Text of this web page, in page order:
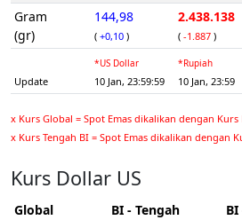
Gram
(gr)
144,98
( +0,10 )
2.438.138
( -1.887 )
Update
*US Dollar
10 Jan, 23:59:59
*Rupiah
10 Jan, 23:59
x Kurs Global = Spot Emas dikalikan dengan Kurs
x Kurs Tengah BI = Spot Emas dikalikan dengan
Kurs Dollar US
Global BI - Tengah BI